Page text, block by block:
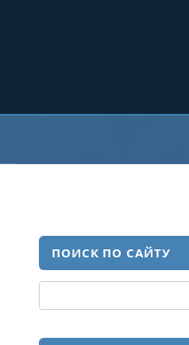
ПОИСК ПО САЙТУ